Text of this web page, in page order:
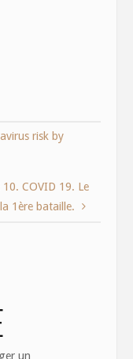
risk by
10. COVID 19. Le
1ère bataille.
un